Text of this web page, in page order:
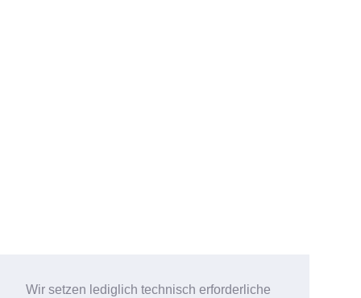
Wir setzen lediglich technisch erforderliche